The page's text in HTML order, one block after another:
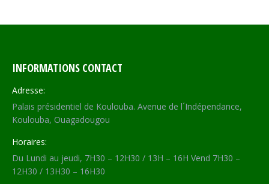
INFORMATIONS CONTACT
Adresse:
Palais présidentiel de Koulouba. Avenue de l´Indépendance,
Koulouba, Ouagadougou
Horaires:
Du Lundi au jeudi, 7H30 – 12H30 / 13H – 16H Vend 7H30 –
12H30 / 13H30 – 16H30